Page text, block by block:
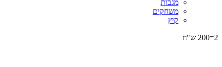
מגבות
משחקים
קיץ
2=200 ש"ח